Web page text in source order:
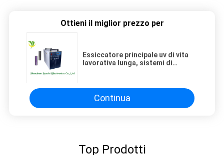
Ottieni il miglior prezzo per
Essiccatore principale uv di vita
lavorativa lunga, sistemi di
Continua
Top Prodotti